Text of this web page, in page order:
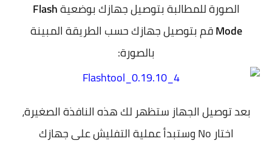
الصورة للمطالبة بتوصيل جهازك بوضعيةFlash
Modeقم بتوصيل جهازك حسب الطريقة المبينة
بالصورة:
بعد توصيل الجهاز ستظهر لك هذه النافذة الصغيرة،
اختار No وستبدأ عملية التفليش على جهازك